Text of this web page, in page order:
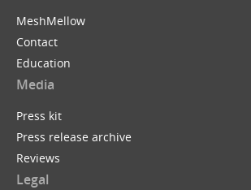
MeshMellow
Contact
Education
Media
Press kit
Press release archive
Reviews
Legal